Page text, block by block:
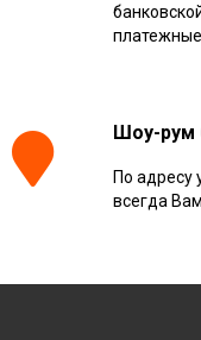
Шоу-рум
По адресу
всегда